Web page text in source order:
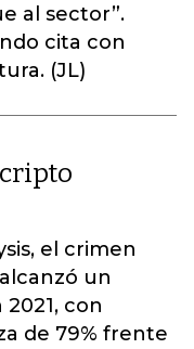
al sector”.
cita con
(JL)
el crimen
un
con
de 79% frente